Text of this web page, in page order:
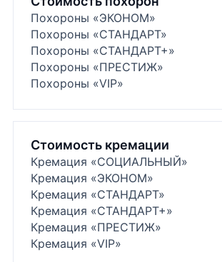
Похороны «ЭКОНОМ»
Похороны «СТАНДАРТ»
Похороны «СТАНДАРТ+»
Похороны «ПРЕСТИЖ»
Похороны «VIP»
Стоимость кремации
Кремация «СОЦИАЛЬНЫЙ»
Кремация «ЭКОНОМ»
Кремация «СТАНДАРТ»
Кремация «СТАНДАРТ+»
Кремация «ПРЕСТИЖ»
Кремация «VIP»